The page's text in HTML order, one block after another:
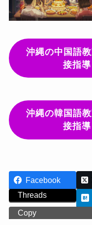
沖縄の中国語
接指導
沖縄の韓国語
接指導
Facebook
Threads
Copy